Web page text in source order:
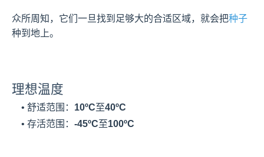
众所周知，它们一旦找到足够大的合适区域，就会把种子
种到地上。
理想温度
    • 舒适范围：
10ºC至40ºC
    • 存活范围：
-45ºC至100ºC